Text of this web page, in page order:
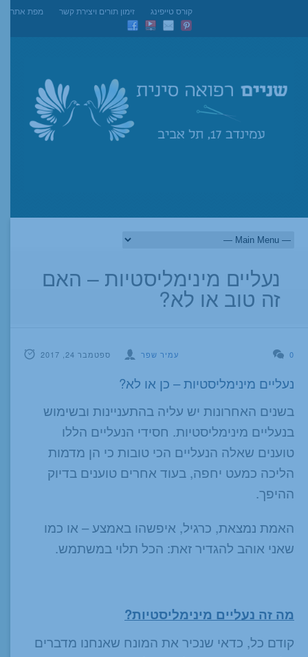
מפת אתר זימון תורים ויצירת קשר קורס טייפינג
נעליים מינימליסטיות – האם
זה טוב או לא?
ספטמבר 24, 2017 עמיר שפר 0
נעליים מינימליסטיות – כן או לא?
בשנים האחרונות יש עליה בהתעניינות ובשימוש
בנעליים מינימליסטיות. חסידי הנעליים הללו
טוענים שאלה הנעליים הכי טובות כי הן מדמות
הליכה כמעט יחפה, בעוד אחרים טוענים בדיוק
ההיפך.
האמת נמצאת, כרגיל, איפשהו באמצע – או כמו
שאני אוהב להגדיר זאת: הכל תלוי במשתמש.
מה זה נעליים מינימליסטיות?
קודם כל, כדאי שנכיר את המונח שאנחנו מדברים